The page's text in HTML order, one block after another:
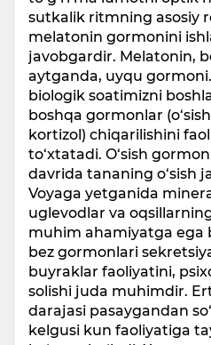
sutkalik ritmning asosiy
melatonin gormonini
javobgardir. Melatonin,
aytganda, uyqu
biologik soatimizni
boshqa gormonlar
kortizol) chiqarilishini
to‘xtatadi. O‘sish
davrida tananing o‘sish
Voyaga yetganida
uglevodlar va
muhim ahamiyatga ega
bez gormonlari
buyraklar faoliyatini,
solishi juda muhimdir.
darajasi pasaygandan
kelgusi kun faoliyatiga